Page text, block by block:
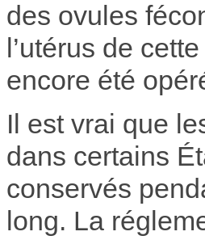
des ovules
l’utérus de
encore été
Il est vrai que
dans certains
conservés
long. La